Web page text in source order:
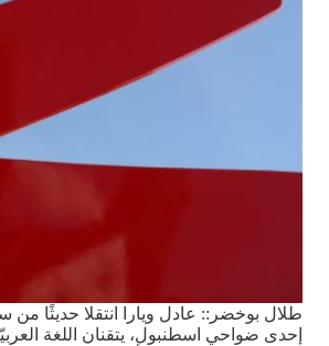
طلال بوخضر:: عادل ويارا انتقلا حديثًا من
إحدى ضواحي اسطنبول، يتقنان اللغة